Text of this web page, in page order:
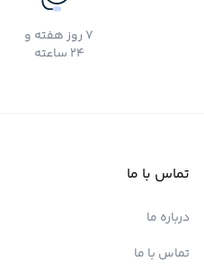
7 روز هفته و
24 ساعته
تماس با ما
درباره ما
تماس با ما